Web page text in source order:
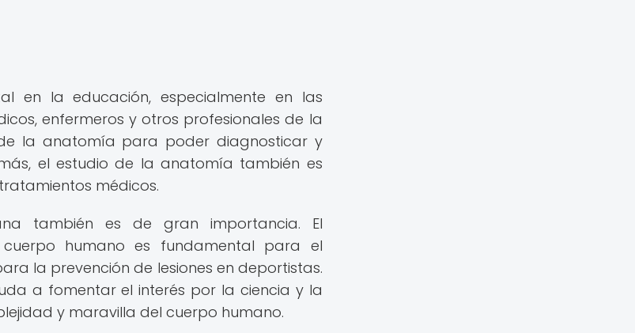
en la educación, especialmente en las
enfermeros y otros profesionales de la
la anatomía para poder diagnosticar y
el estudio de la anatomía también es
médicos.
también es de gran importancia. El
humano es fundamental para el
la prevención de lesiones en deportistas.
a fomentar el interés por la ciencia y la
y maravilla del cuerpo humano.